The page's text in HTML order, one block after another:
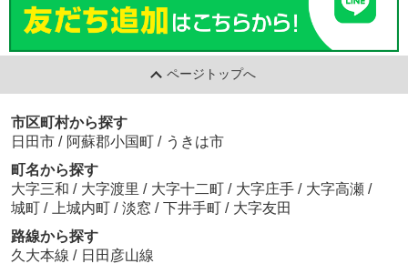
ページトップへ
市区町村から探す
日田市 / 阿蘇郡小国町 / うきは市
町名から探す
大字三和 / 大字渡里 / 大字十二町 / 大字庄手 / 大字高瀬 /
城町 / 上城内町 / 淡窓 / 下井手町 / 大字友田
路線から探す
久大本線 / 日田彦山線